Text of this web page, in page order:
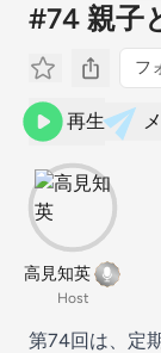
#74 親子
フ
再生
高見知英
Host
第74回は、定